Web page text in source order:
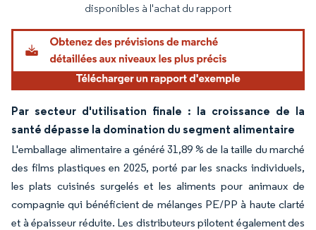
disponibles à l'achat du rapport
Par secteur d'utilisation finale : la croissance de la
santé dépasse la domination du segment alimentaire
L'emballage alimentaire a généré 31,89 % de la taille du marché
des films plastiques en 2025, porté par les snacks individuels,
les plats cuisinés surgelés et les aliments pour animaux de
compagnie qui bénéficient de mélanges PE/PP à haute clarté
et à épaisseur réduite. Les distributeurs pilotent également des